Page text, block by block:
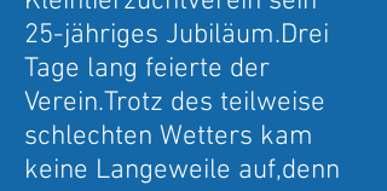
25-jähriges Jubiläum.Drei
Tage lang feierte der
Verein.Trotz des teilweise
schlechten Wetters kam
keine Langeweile auf,denn